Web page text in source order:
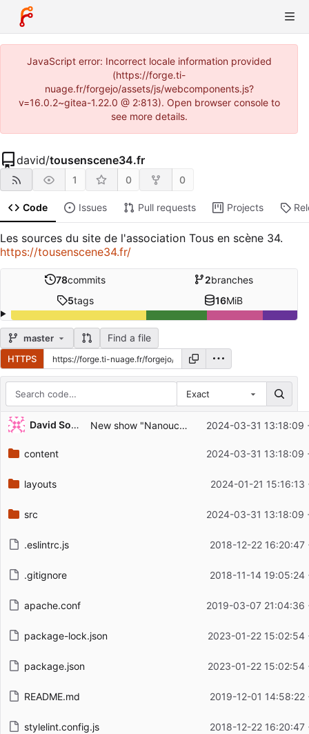
JavaScript error: Incorrect locale information provided
(https://forge.ti-
nuage.fr/forgejo/assets/js/webcomponents.js?
v=16.0.2~gitea-1.22.0 @ 2:813). Open browser console to
see more details.
david/tousenscene34.fr
1 0 0
Code Issues Pull requests Projects
Les sources du site de l'association Tous en scène 34.
https://tousenscene34.fr/
78commits 2branches
5tags 16MiB
master Find a file
HTTPS
Exact
Repository files (latest commit first)
Filename
Latest commit message
David Soulayrol New show "Nanouchka". 2024-03-31 13:18:09
content 2024-03-31 13:18:09
layouts 2024-01-21 15:16:13
src 2024-03-31 13:18:09
.eslintrc.js 2018-12-22 16:20:47
.gitignore 2018-11-14 19:05:24
apache.conf 2019-03-07 21:04:36
package-lock.json 2023-01-22 15:02:54
package.json 2023-01-22 15:02:54
README.md 2019-12-01 14:58:22
stylelint.config.js 2018-12-22 16:20:47